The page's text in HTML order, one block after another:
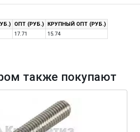
ОПТ (РУБ.)
КРУПНЫЙ ОПТ (РУБ.)
17.71 15.74
также покупают